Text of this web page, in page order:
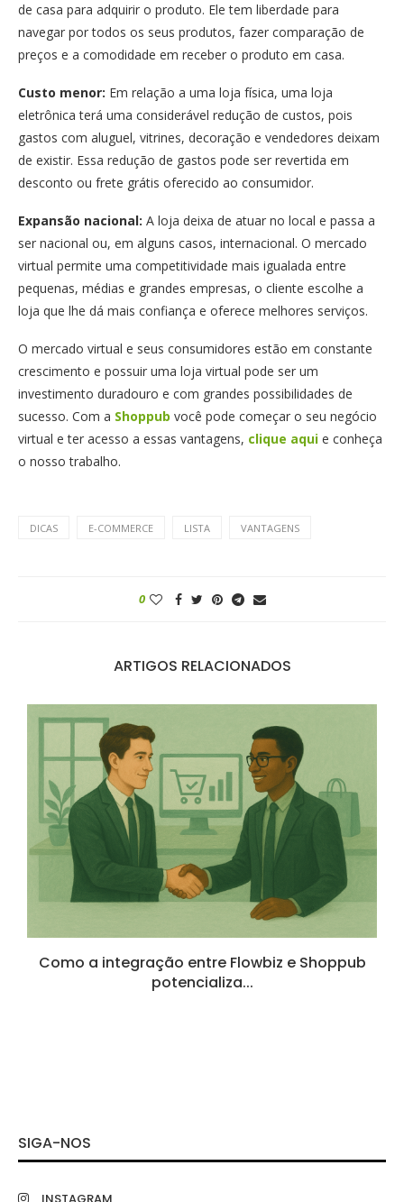
de casa para adquirir o produto. Ele tem liberdade para
navegar por todos os seus produtos, fazer comparação de
preços e a comodidade em receber o produto em casa.
Custo menor: Em relação a uma loja física, uma loja
eletrônica terá uma considerável redução de custos, pois
gastos com aluguel, vitrines, decoração e vendedores deixam
de existir. Essa redução de gastos pode ser revertida em
desconto ou frete grátis oferecido ao consumidor.
Expansão nacional: A loja deixa de atuar no local e passa a
ser nacional ou, em alguns casos, internacional. O mercado
virtual permite uma competitividade mais igualada entre
pequenas, médias e grandes empresas, o cliente escolhe a
loja que lhe dá mais confiança e oferece melhores serviços.
O mercado virtual e seus consumidores estão em constante
crescimento e possuir uma loja virtual pode ser um
investimento duradouro e com grandes possibilidades de
sucesso. Com a Shoppub você pode começar o seu negócio
virtual e ter acesso a essas vantagens, clique aqui e conheça
o nosso trabalho.
DICAS E-COMMERCE LISTA VANTAGENS
0
ARTIGOS RELACIONADOS
Como a integração entre Flowbiz e Shoppub
potencializa...
SIGA-NOS